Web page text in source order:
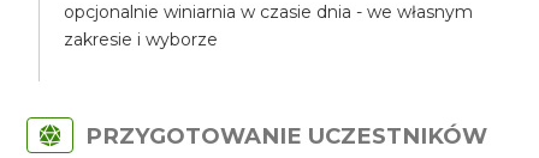
opcjonalnie winiarnia w czasie dnia - we własnym
zakresie i wyborze
PRZYGOTOWANIE UCZESTNIKÓW